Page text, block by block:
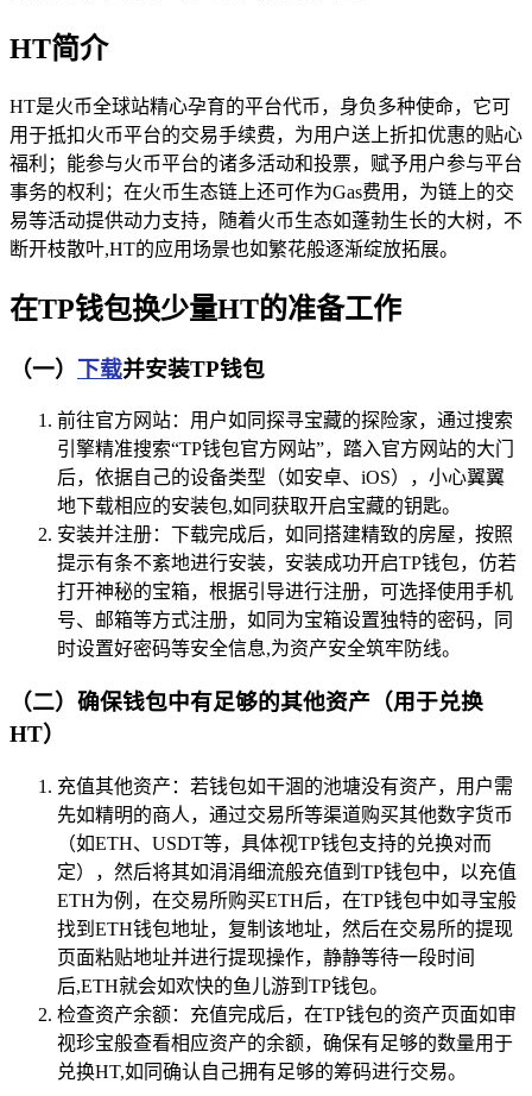
HT简介
HT是火币全球站精心孕育的平台代币，身负多种使命，它可
用于抵扣火币平台的交易手续费，为用户送上折扣优惠的贴心
福利；能参与火币平台的诸多活动和投票，赋予用户参与平台
事务的权利；在火币生态链上还可作为Gas费用，为链上的交
易等活动提供动力支持，随着火币生态如蓬勃生长的大树，不
断开枝散叶,HT的应用场景也如繁花般逐渐绽放拓展。
在TP钱包换少量HT的准备工作
（一） 下载并安装TP钱包
前往官方网站：用户如同探寻宝藏的探险家，通过搜索
引擎精准搜索“TP钱包官方网站”，踏入官方网站的大门
后，依据自己的设备类型（如安卓、iOS），小心翼翼
地下载相应的安装包,如同获取开启宝藏的钥匙。
安装并注册：下载完成后，如同搭建精致的房屋，按照
提示有条不紊地进行安装，安装成功开启TP钱包，仿若
打开神秘的宝箱，根据引导进行注册，可选择使用手机
号、邮箱等方式注册，如同为宝箱设置独特的密码，同
时设置好密码等安全信息,为资产安全筑牢防线。
（二）确保钱包中有足够的其他资产（用于兑换
HT）
充值其他资产：若钱包如干涸的池塘没有资产，用户需
先如精明的商人，通过交易所等渠道购买其他数字货币
（如ETH、USDT等，具体视TP钱包支持的兑换对而
定），然后将其如涓涓细流般充值到TP钱包中，以充值
ETH为例，在交易所购买ETH后，在TP钱包中如寻宝般
找到ETH钱包地址，复制该地址，然后在交易所的提现
页面粘贴地址并进行提现操作，静静等待一段时间
后,ETH就会如欢快的鱼儿游到TP钱包。
检查资产余额：充值完成后，在TP钱包的资产页面如审
视珍宝般查看相应资产的余额，确保有足够的数量用于
兑换HT,如同确认自己拥有足够的筹码进行交易。